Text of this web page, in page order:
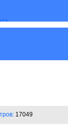
17049